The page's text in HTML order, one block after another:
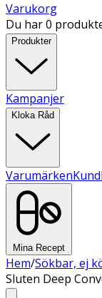
Varukorg
Du har 0
Produkter
Kampanjer
Kloka Råd
Varumärken
Mina Recept
Hem/Sökbar, ej
Sluten Deep